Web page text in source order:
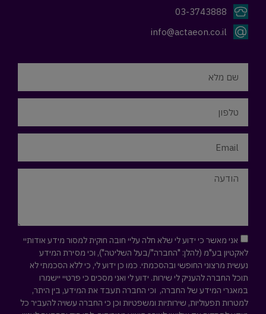
03-3743888
info@actaeon.co.il
אני מאשר כי ידוע לי שלא חלה עליי חובה חוקית למסור מידע אודותיי
לאקטיון בע"מ (להלן: "החברה"/בעל השליטה"), וכי מסירת המידע
נעשית מרצוני החופשי ובהסכמתי. כמו כן ידוע לי, כי ללא הסכמתי לא
תוכל החברה להעניק לי שירות. ידוע לי ואני מסכים כי פרטיי יישמרו
במאגרי המידע של החברה, וכי החברה תעבד את המידע, בין היתר,
למטרות תפעוליות, שירותיות ומשפטיות וכן כי החברה עשויה להעביר כל